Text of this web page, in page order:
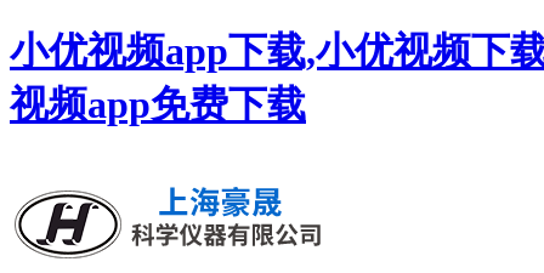
小优视频app下载,小优视频下
视频app免费下载